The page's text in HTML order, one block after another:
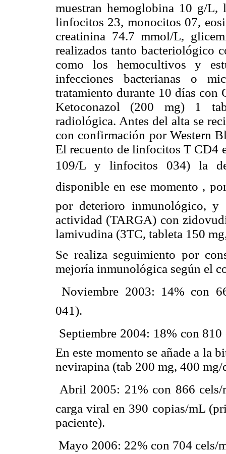
muestran hemoglobina 10 g/
linfocitos 23, monocitos 07,
creatinina 74.7 mmol/L,
realizados tanto bacteriológico
como los hemocultivos y
infecciones bacterianas o
tratamiento durante 10 días
Ketoconazol (200 mg) 1
radiológica. Antes del alta se
con confirmación por Western
El recuento de linfocitos T CD4
109/L y linfocitos 034) la
disponible en ese momento ,
por deterioro inmunológico, y
actividad (TARGA) con
lamivudina (3TC, tableta 150
Se realiza seguimiento por
mejoría inmunológica según el
 Noviembre 2003: 14% con
041).
 Septiembre 2004: 18% con
En este momento se añade a la
nevirapina (tab 200 mg, 400 mg/
 Abril 2005: 21% con 866
carga viral en 390 copias/mL
paciente).
 Mayo 2006: 22% con 704